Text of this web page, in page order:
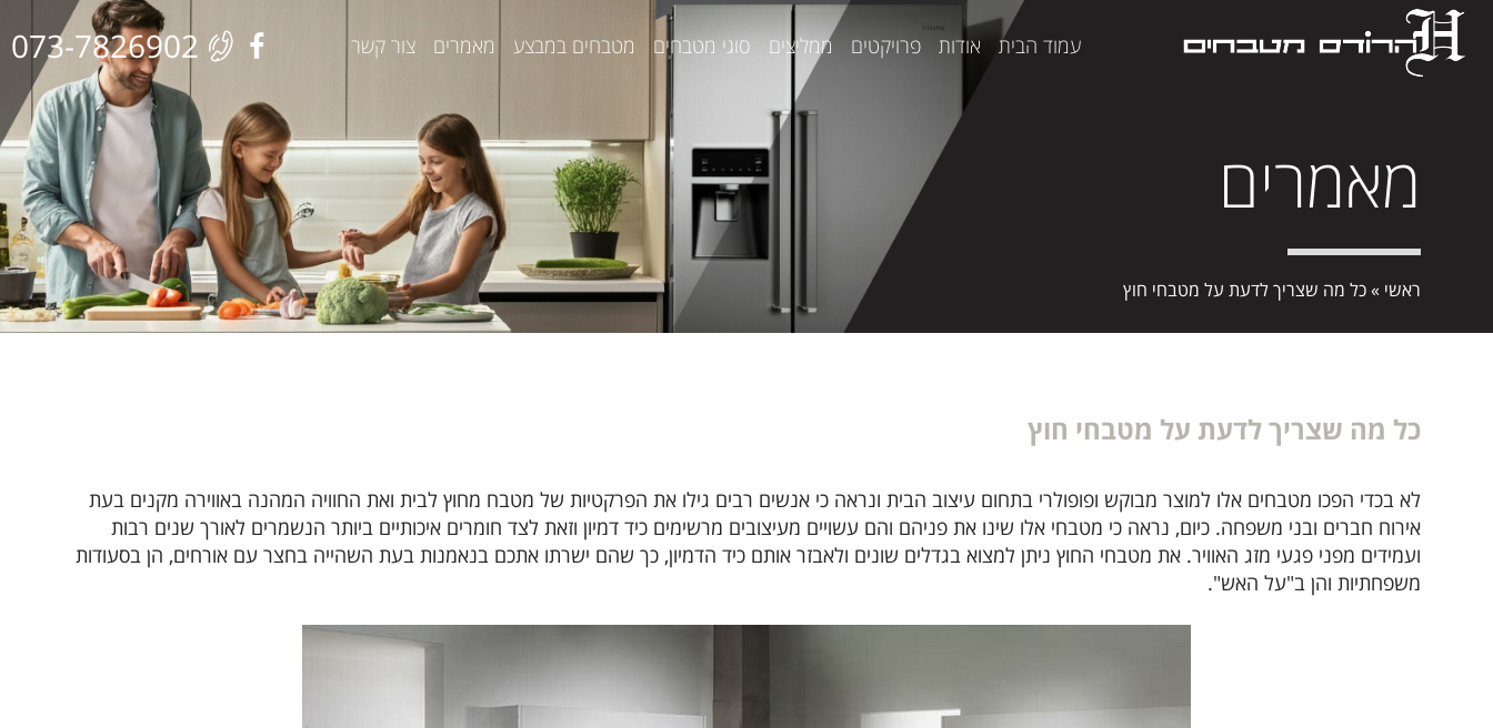
עמוד הבית אודות פרויקטים ממליצים סוגי מטבחים מטבחים במבצע מאמרים צור קשר 073-7826902
מאמרים
ראשי »כל מה שצריך לדעת על מטבחי חוץ
כל מה שצריך לדעת על מטבחי חוץ
לא בכדי הפכו מטבחים אלו למוצר מבוקש ופופולרי בתחום עיצוב הבית ונראה כי אנשים רבים גילו את הפרקטיות של מטבח מחוץ לבית ואת החוויה המהנה באווירה מקנים בעת
אירוח חברים ובני משפחה. כיום, נראה כי מטבחי אלו שינו את פניהם והם עשויים מעיצובים מרשימים כיד דמיון וזאת לצד חומרים איכותיים ביותר הנשמרים לאורך שנים רבות
ועמידים מפני פגעי מזג האוויר. את מטבחי החוץ ניתן למצוא בגדלים שונים ולאבזר אותם כיד הדמיון, כך שהם ישרתו אתכם בנאמנות בעת השהייה בחצר עם אורחים, הן בסעודות
משפחתיות והן ב"על האש".